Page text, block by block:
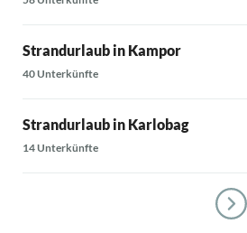
Strandurlaub in Kampor
40 Unterkünfte
Strandurlaub in Karlobag
14 Unterkünfte